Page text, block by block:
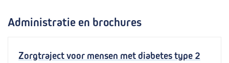
Administratie en brochures
Zorgtraject voor mensen met diabetes type 2